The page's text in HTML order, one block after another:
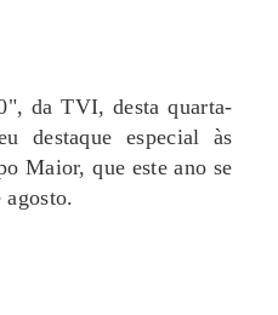
da TVI, desta quarta-
destaque especial às
Maior, que este ano se